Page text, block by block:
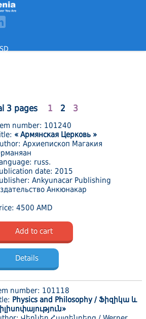
3 pages 1 2 3
number: 101240
« Армянская Церковь »
Архиепископ Магакия
russ.
date: 2015
Ankyunacar Publishing
Анкюнакар
4500 AMD
Add to cart
Details
number: 101118
Physics and Philosophy / Ֆիզիկա և